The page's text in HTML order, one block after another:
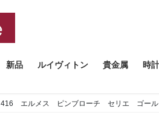
新品 ルイヴィトン 貴金属 時計
416 エルメス ピンブローチ セリエ ゴール